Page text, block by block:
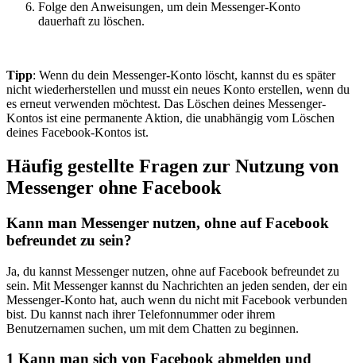
Folge den Anweisungen, um dein Messenger-Konto
dauerhaft zu löschen.
Tipp: Wenn du dein Messenger-Konto löscht, kannst du es später
nicht wiederherstellen und musst ein neues Konto erstellen, wenn du
es erneut verwenden möchtest. Das Löschen deines Messenger-
Kontos ist eine permanente Aktion, die unabhängig vom Löschen
deines Facebook-Kontos ist.
Häufig gestellte Fragen zur Nutzung von
Messenger ohne Facebook
Kann man Messenger nutzen, ohne auf Facebook
befreundet zu sein?
Ja, du kannst Messenger nutzen, ohne auf Facebook befreundet zu
sein. Mit Messenger kannst du Nachrichten an jeden senden, der ein
Messenger-Konto hat, auch wenn du nicht mit Facebook verbunden
bist. Du kannst nach ihrer Telefonnummer oder ihrem
Benutzernamen suchen, um mit dem Chatten zu beginnen.
1 Kann man sich von Facebook abmelden und